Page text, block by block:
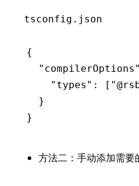
tsconfig.json
{
  "compilerOptions"
    "types"
: [
  }
}
方法二：手动添加需要